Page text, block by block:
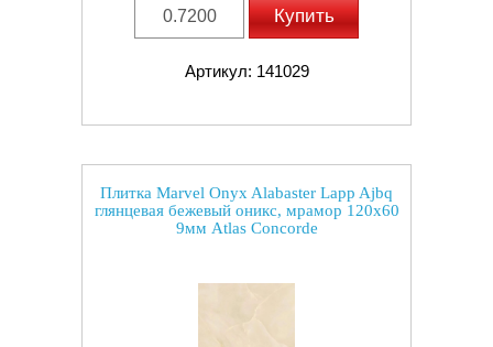
Купить
Артикул: 141029
Плитка Marvel Onyx Alabaster Lapp Ajbq
глянцевая бежевый оникс, мрамор 120x60
9мм Atlas Concorde